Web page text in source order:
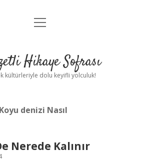
Anasayfa
Yasal Uyarı
menüyü
Hikaye Sofrası
kültürleriyle dolu keyifli yolculuk!
denizi Nasıl
Nerede Kalınır